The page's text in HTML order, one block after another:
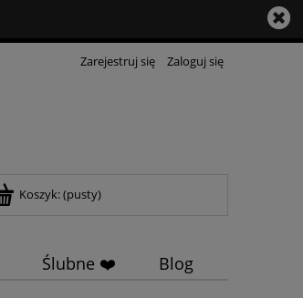
Zarejestruj się Zaloguj się
Koszyk:(pusty)
Ślubne ❤️ Blog